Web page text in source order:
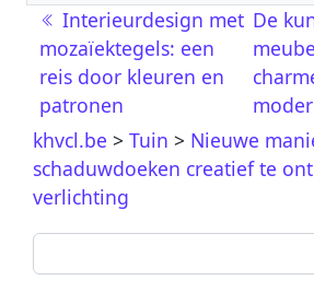
Post navigation
Interieurdesign met
mozaïektegels: een
reis door kleuren en
patronen
De
khvcl.be > Tuin > Nieuwe
schaduwdoeken creatief te
verlichting
Search for: